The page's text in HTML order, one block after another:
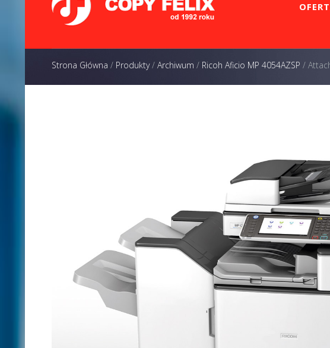
Strona Główna / Produkty/ Archiwum / Ricoh Aficio MP 4054AZSP /